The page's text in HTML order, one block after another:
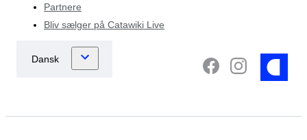
Partnere
Bliv sælger på Catawiki Live